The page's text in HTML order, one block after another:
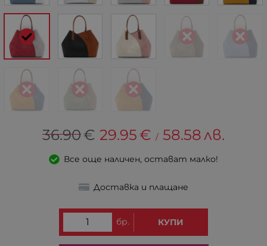
36.90€ 29.95€ / 58.58лв.
Все още наличен, остават малко!
Доставка и плащане
бр. КУПИ